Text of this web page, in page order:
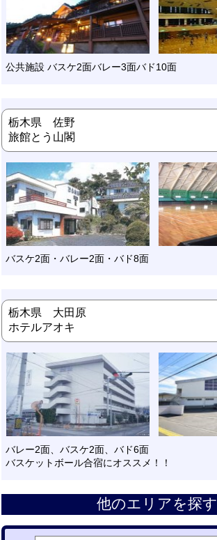
公共施設 バスケ2面バレー3面バド10面
栃木県 佐野
旅館とう山閣
バスケ2面・バレー2面・バド8面
栃木県 大田原
ホテルアオキ
バレー2面、バスケ2面、バド6面
バスケットボール合宿にオススメ！！
他のエリアを探す